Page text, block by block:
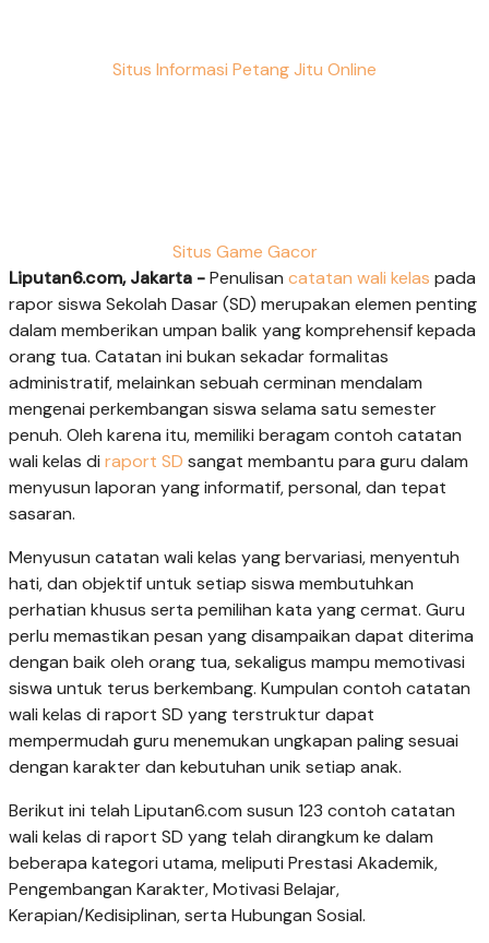
Situs Informasi Petang Jitu Online
Situs Game Gacor
Liputan6.com, Jakarta -Penulisan catatan wali kelas pada
rapor siswa Sekolah Dasar (SD) merupakan elemen penting
dalam memberikan umpan balik yang komprehensif kepada
orang tua. Catatan ini bukan sekadar formalitas
administratif, melainkan sebuah cerminan mendalam
mengenai perkembangan siswa selama satu semester
penuh. Oleh karena itu, memiliki beragam contoh catatan
wali kelas di raport SD sangat membantu para guru dalam
menyusun laporan yang informatif, personal, dan tepat
sasaran.
Menyusun catatan wali kelas yang bervariasi, menyentuh
hati, dan objektif untuk setiap siswa membutuhkan
perhatian khusus serta pemilihan kata yang cermat. Guru
perlu memastikan pesan yang disampaikan dapat diterima
dengan baik oleh orang tua, sekaligus mampu memotivasi
siswa untuk terus berkembang. Kumpulan contoh catatan
wali kelas di raport SD yang terstruktur dapat
mempermudah guru menemukan ungkapan paling sesuai
dengan karakter dan kebutuhan unik setiap anak.
Berikut ini telah Liputan6.com susun 123 contoh catatan
wali kelas di raport SD yang telah dirangkum ke dalam
beberapa kategori utama, meliputi Prestasi Akademik,
Pengembangan Karakter, Motivasi Belajar,
Kerapian/Kedisiplinan, serta Hubungan Sosial.